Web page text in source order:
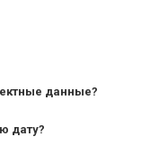
данные?
дату?